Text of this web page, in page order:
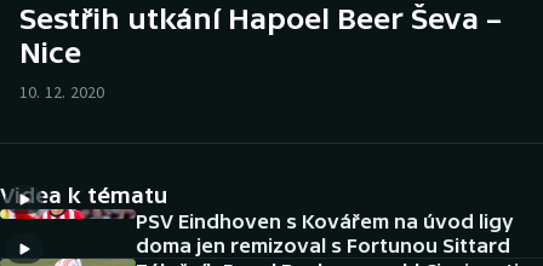
Hokej
Cyklistika
Sestřih utkání Hapoel Beer Ševa –
Nice
10. 12. 2020
Videa k tématu
PSV Eindhoven s Kovářem na úvod ligy
doma jen remizoval s Fortunou Sittard